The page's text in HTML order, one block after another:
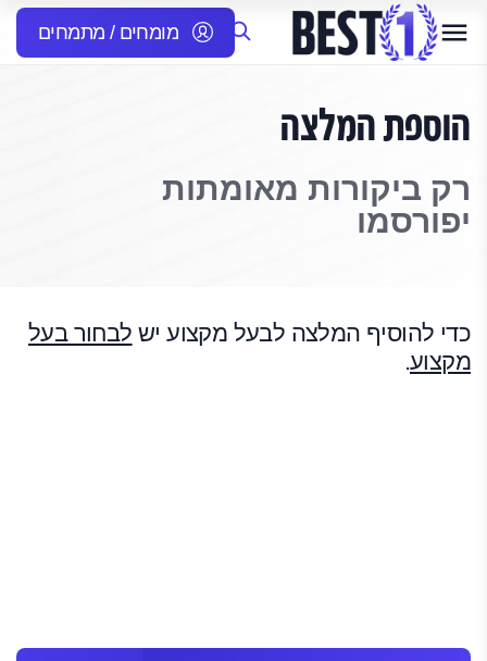
מומחים / מתמחים
הוספת המלצה
רק ביקורות מאומתות
יפורסמו
כדי להוסיף המלצה לבעל מקצוע יש לבחור בעל
מקצוע.